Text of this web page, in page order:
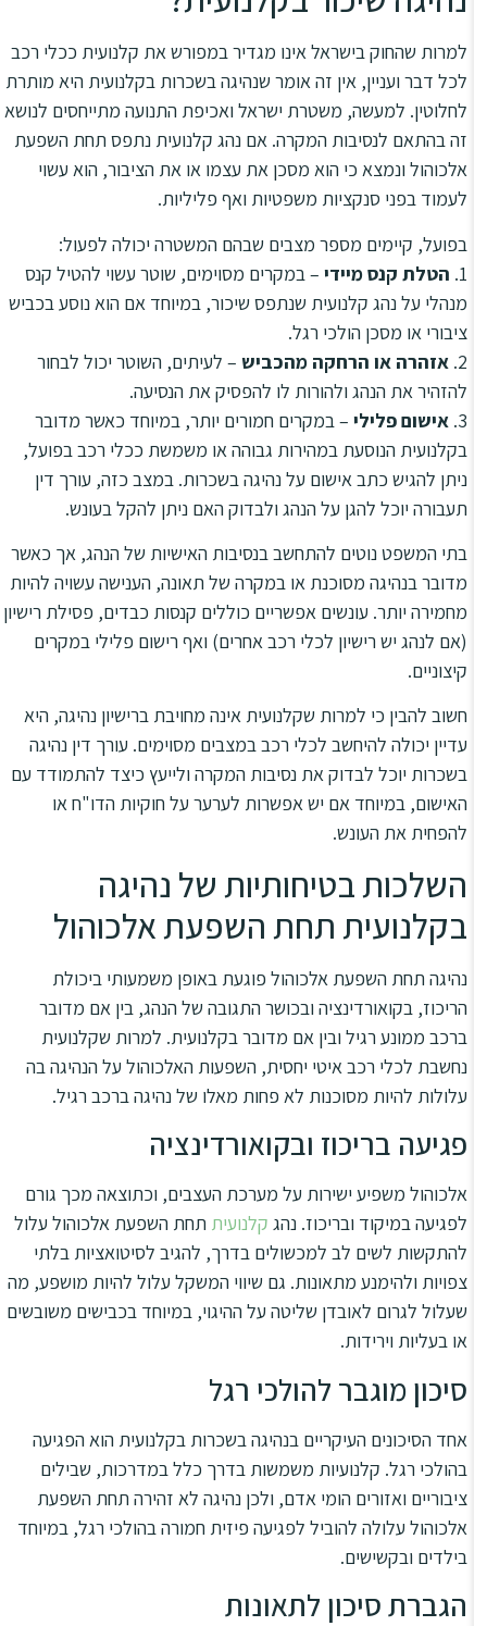
למרות שהחוק בישראל אינו מגדיר במפורש את קלנועית ככלי רכב
לכל דבר ועניין, אין זה אומר שנהיגה בשכרות בקלנועית היא מותרת
לחלוטין. למעשה, משטרת ישראל ואכיפת התנועה מתייחסים לנושא
זה בהתאם לנסיבות המקרה. אם נהג קלנועית נתפס תחת השפעת
אלכוהול ונמצא כי הוא מסכן את עצמו או את הציבור, הוא עשוי
לעמוד בפני סנקציות משפטיות ואף פליליות.
בפועל, קיימים מספר מצבים שבהם המשטרה יכולה לפעול:
הטלת קנס מיידי– במקרים מסוימים, שוטר עשוי להטיל קנס
מנהלי על נהג קלנועית שנתפס שיכור, במיוחד אם הוא נוסע בכביש
ציבורי או מסכן הולכי רגל.
אזהרה או הרחקה מהכביש– לעיתים, השוטר יכול לבחור
להזהיר את הנהג ולהורות לו להפסיק את הנסיעה.
אישום פלילי– במקרים חמורים יותר, במיוחד כאשר מדובר
בקלנועית הנוסעת במהירות גבוהה או משמשת ככלי רכב בפועל,
ניתן להגיש כתב אישום על נהיגה בשכרות. במצב כזה, עורך דין
תעבורה יוכל להגן על הנהג ולבדוק האם ניתן להקל בעונש.
בתי המשפט נוטים להתחשב בנסיבות האישיות של הנהג, אך כאשר
מדובר בנהיגה מסוכנת או במקרה של תאונה, הענישה עשויה להיות
מחמירה יותר. עונשים אפשריים כוללים קנסות כבדים, פסילת רישיון
(אם לנהג יש רישיון לכלי רכב אחרים) ואף רישום פלילי במקרים
קיצוניים.
חשוב להבין כי למרות שקלנועית אינה מחויבת ברישיון נהיגה, היא
עדיין יכולה להיחשב לכלי רכב במצבים מסוימים. עורך דין נהיגה
בשכרות יוכל לבדוק את נסיבות המקרה ולייעץ כיצד להתמודד עם
האישום, במיוחד אם יש אפשרות לערער על חוקיות הדו"ח או
להפחית את העונש.
השלכות בטיחותיות של נהיגה
בקלנועית תחת השפעת אלכוהול
נהיגה תחת השפעת אלכוהול פוגעת באופן משמעותי ביכולת
הריכוז, בקואורדינציה ובכושר התגובה של הנהג, בין אם מדובר
ברכב ממונע רגיל ובין אם מדובר בקלנועית. למרות שקלנועית
נחשבת לכלי רכב איטי יחסית, השפעות האלכוהול על הנהיגה בה
עלולות להיות מסוכנות לא פחות מאלו של נהיגה ברכב רגיל.
פגיעה בריכוז ובקואורדינציה
אלכוהול משפיע ישירות על מערכת העצבים, וכתוצאה מכך גורם
לפגיעה במיקוד ובריכוז. נהגקלנועיתתחת השפעת אלכוהול עלול
להתקשות לשים לב למכשולים בדרך, להגיב לסיטואציות בלתי
צפויות ולהימנע מתאונות. גם שיווי המשקל עלול להיות מושפע, מה
שעלול לגרום לאובדן שליטה על ההיגוי, במיוחד בכבישים משובשים
או בעליות וירידות.
סיכון מוגבר להולכי רגל
אחד הסיכונים העיקריים בנהיגה בשכרות בקלנועית הוא הפגיעה
בהולכי רגל. קלנועיות משמשות בדרך כלל במדרכות, שבילים
ציבוריים ואזורים הומי אדם, ולכן נהיגה לא זהירה תחת השפעת
אלכוהול עלולה להוביל לפגיעה פיזית חמורה בהולכי רגל, במיוחד
בילדים ובקשישים.
הגברת סיכון לתאונות